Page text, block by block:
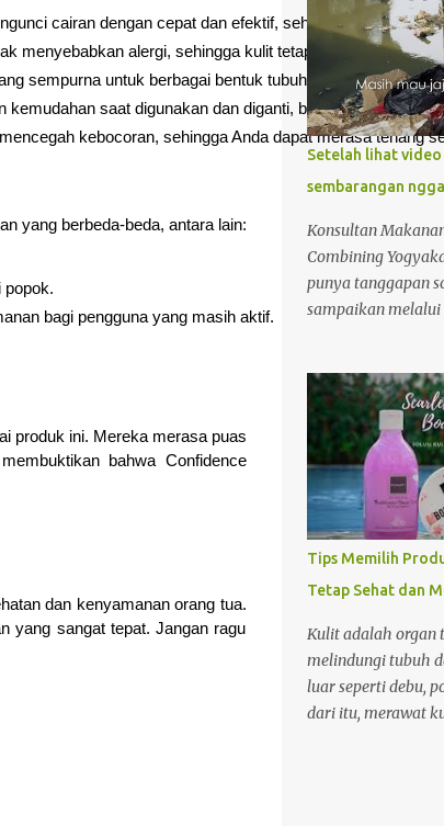
cairan dengan cepat dan efektif, sehingga menjaga
menyebabkan alergi, sehingga kulit tetap terasa nyaman
sempurna untuk berbagai bentuk tubuh, sehingga
saat digunakan dan diganti, baik oleh pengguna
kebocoran, sehingga Anda dapat merasa tenang
yang berbeda-beda, antara lain:
popok.
bagi pengguna yang masih aktif.
produk ini. Mereka merasa puas
bahwa Confidence
dan kenyamanan orang tua.
yang sangat tepat. Jangan ragu
Alam Sutera
mahasiswa
apartemen ini?
produktif tanpa
waktu. Apalagi di
kerja semakin
Alam Sutera
Produktif? Kenapa
dan para penghuni
stylish di
Perawatan Tidak
hidup di era ini tuh
lebih memilih
aplikasi online.
Apalagi soal
bayar asisten
menciptakan
Setelah lihat video
sembarangan
Konsultan
Combining
punya tanggapan
sampaikan melalui
Ciliwung ataupun
tidak layak untuk
lantaran ikan
pemakan sampah.
tergolong
dikonsumsi atau
siomay yang
tenggiri," kata
sapu layak di
sendiri. Sehingga
makanannya.
dikonsumsi jika
terjamin kualitas
Tips Memilih
Tetap Sehat dan
Kulit adalah organ
melindungi tubuh
luar seperti debu,
dari itu, merawat